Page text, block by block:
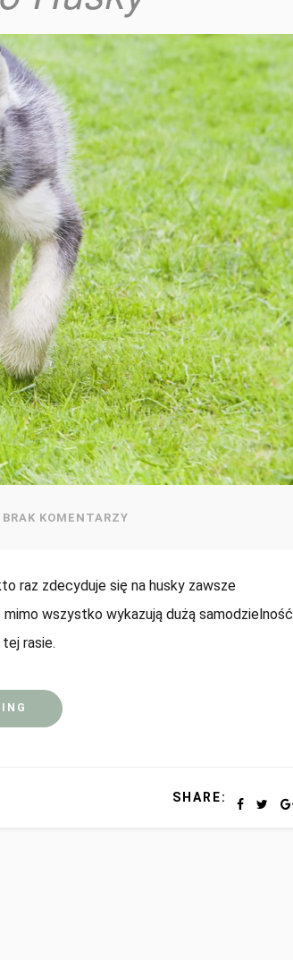
BRAK KOMENTARZY
raz zdecyduje się na husky zawsze
wszystko wykazują dużą samodzielność
rasie.
SHARE: